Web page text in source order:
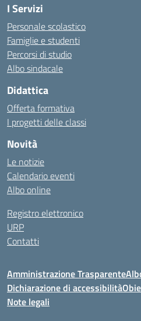
I Servizi
Personale scolastico
Famiglie e studenti
Percorsi di studio
Albo sindacale
Didattica
Offerta formativa
I progetti delle classi
Novità
Le notizie
Calendario eventi
Albo online
Registro elettronico
URP
Contatti
Amministrazione Trasparente
Dichiarazione di accessibilità
Note legali